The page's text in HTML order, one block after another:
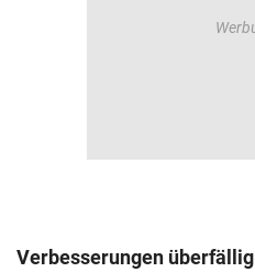
Verbesserungen überfällig